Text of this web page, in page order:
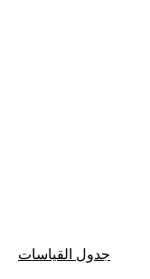
جدول القياسات